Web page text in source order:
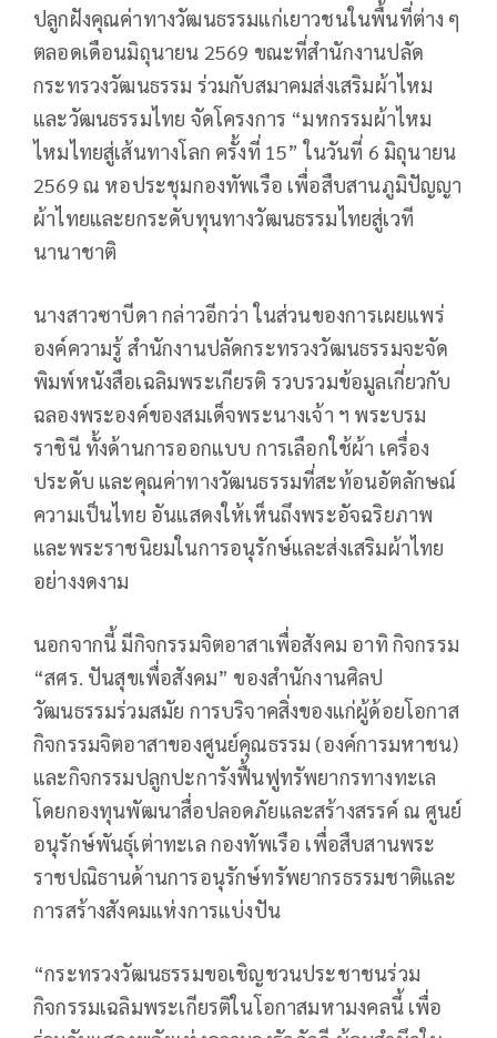
ปลูกฝังคุณค่าทางวัฒนธรรมแก่เยาวชนในพื้นที่ต่าง ๆ
ตลอดเดือนมิถุนายน 2569 ขณะที่สำนักงานปลัด
กระทรวงวัฒนธรรม ร่วมกับสมาคมส่งเสริมผ้าไหม
และวัฒนธรรมไทย จัดโครงการ “มหกรรมผ้าไหม
ไหมไทยสู่เส้นทางโลก ครั้งที่ 15” ในวันที่ 6 มิถุนายน
2569 ณ หอประชุมกองทัพเรือ เพื่อสืบสานภูมิปัญญา
ผ้าไทยและยกระดับทุนทางวัฒนธรรมไทยสู่เวที
นานาชาติ
นางสาวซาบีดา กล่าวอีกว่า ในส่วนของการเผยแพร่
องค์ความรู้ สำนักงานปลัดกระทรวงวัฒนธรรมจะจัด
พิมพ์หนังสือเฉลิมพระเกียรติ รวบรวมข้อมูลเกี่ยวกับ
ฉลองพระองค์ของสมเด็จพระนางเจ้า ฯ พระบรม
ราชินี ทั้งด้านการออกแบบ การเลือกใช้ผ้า เครื่อง
ประดับ และคุณค่าทางวัฒนธรรมที่สะท้อนอัตลักษณ์
ความเป็นไทย อันแสดงให้เห็นถึงพระอัจฉริยภาพ
และพระราชนิยมในการอนุรักษ์และส่งเสริมผ้าไทย
อย่างงดงาม
นอกจากนี้ มีกิจกรรมจิตอาสาเพื่อสังคม อาทิ กิจกรรม
“สศร. ปันสุขเพื่อสังคม” ของสำนักงานศิลป
วัฒนธรรมร่วมสมัย การบริจาคสิ่งของแก่ผู้ด้อยโอกาส
กิจกรรมจิตอาสาของศูนย์คุณธรรม (องค์การมหาชน)
และกิจกรรมปลูกปะการังฟื้นฟูทรัพยากรทางทะเล
โดยกองทุนพัฒนาสื่อปลอดภัยและสร้างสรรค์ ณ ศูนย์
อนุรักษ์พันธุ์เต่าทะเล กองทัพเรือ เพื่อสืบสานพระ
ราชปณิธานด้านการอนุรักษ์ทรัพยากรธรรมชาติและ
การสร้างสังคมแห่งการแบ่งปัน
“กระทรวงวัฒนธรรมขอเชิญชวนประชาชนร่วม
กิจกรรมเฉลิมพระเกียรติในโอกาสมหามงคลนี้ เพื่อ